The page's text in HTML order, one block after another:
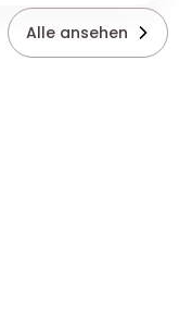
Alle ansehen